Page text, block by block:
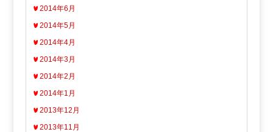
2014年6月
2014年5月
2014年4月
2014年3月
2014年2月
2014年1月
2013年12月
2013年11月